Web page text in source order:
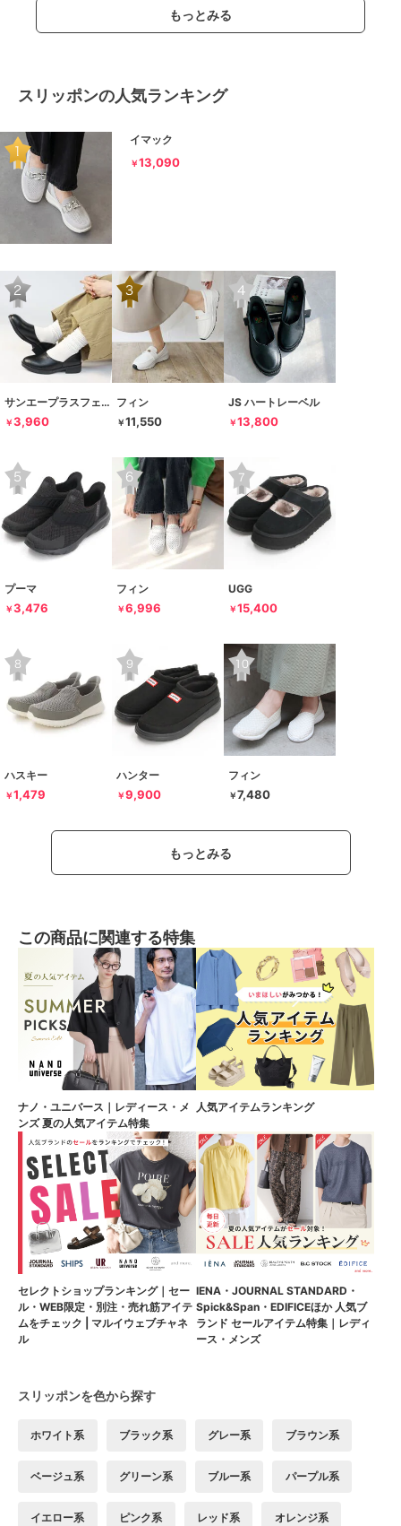
もっとみる
スリッポンの人気ランキング
イマック
￥13,090
サンエープラスフェミニン
￥3,960
フィン
￥11,550
JS ハートレーベル
￥13,800
プーマ
￥3,476
フィン
￥6,996
UGG
￥15,400
ハスキー
￥1,479
ハンター
￥9,900
フィン
￥7,480
もっとみる
この商品に関連する特集
ナノ・ユニバース｜レディース・メ
ンズ 夏の人気アイテム特集
人気アイテムランキング
セレクトショップランキング｜セー
ル・WEB限定・別注・売れ筋アイテ
ムをチェック | マルイウェブチャネ
ル
IENA・JOURNAL STANDARD・
Spick&Span・EDIFICEほか 人気ブ
ランド セールアイテム特集｜レディ
ース・メンズ
スリッポンを色から探す
ホワイト系 ブラック系 グレー系 ブラウン系
ベージュ系 グリーン系 ブルー系 パープル系
イエロー系 ピンク系 レッド系 オレンジ系